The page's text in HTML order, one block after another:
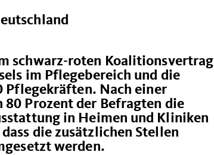
schwarz-roten Koalitionsvertrag
im Pflegebereich und die
Pflegekräften. Nach einer
80 Prozent der Befragten die
in Heimen und Kliniken
die zusätzlichen Stellen
werden.